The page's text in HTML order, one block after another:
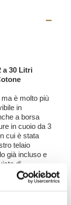
a 30 Litri
è molto più
in
a borsa
in cuoio da 3
cui è stata
telaio
già incluso e
di
Può
è provvista di